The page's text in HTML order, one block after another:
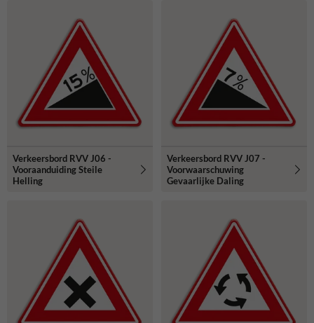
Verkeersbord RVV J06 -
Vooraanduiding Steile
Helling
Verkeersbord RVV J07 -
Voorwaarschuwing
Gevaarlijke Daling